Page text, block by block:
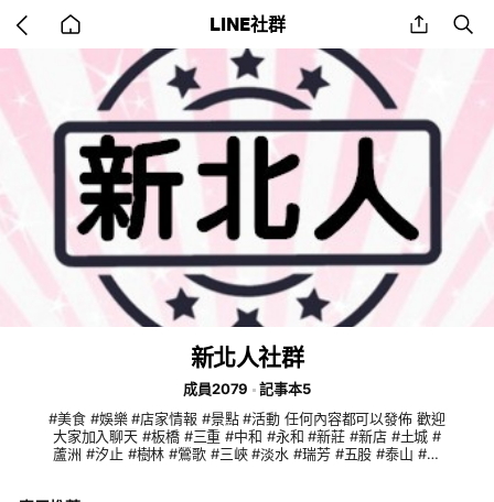
back
to
home
LINE社群 share
新北人社群
成員2079
記事本5
#美食 #娛樂 #店家情報 #景點 #活動 任何內容都可以發佈 歡迎
大家加入聊天 #板橋 #三重 #中和 #永和 #新莊 #新店 #土城 #
蘆洲 #汐止 #樹林 #鶯歌 #三峽 #淡水 #瑞芳 #五股 #泰山 #林